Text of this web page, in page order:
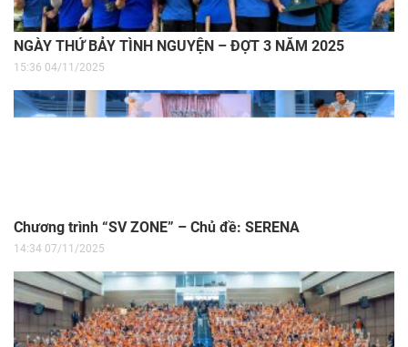
NGÀY THỨ BẢY TÌNH NGUYỆN – ĐỢT 3 NĂM 2025
15:36 04/11/2025
Chương trình “SV ZONE” – Chủ đề: SERENA
14:34 07/11/2025